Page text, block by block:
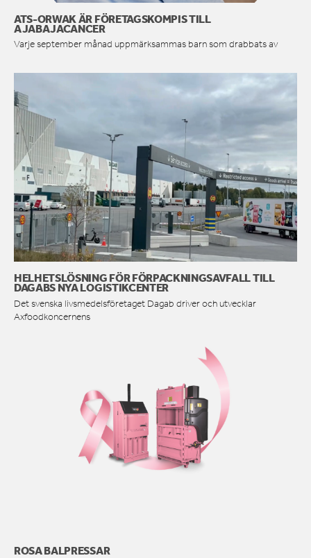
ATS-ORWAK ÄR FÖRETAGSKOMPIS TILL
AJABAJACANCER
Varje september månad uppmärksammas barn som drabbats av
HELHETSLÖSNING FÖR FÖRPACKNINGSAVFALL TILL
DAGABS NYA LOGISTIKCENTER
Det svenska livsmedelsföretaget Dagab driver och utvecklar
Axfoodkoncernens
ROSA BALPRESSAR